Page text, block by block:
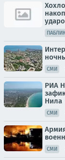
СМИ
РИА
Нила
СМИ
СМИ